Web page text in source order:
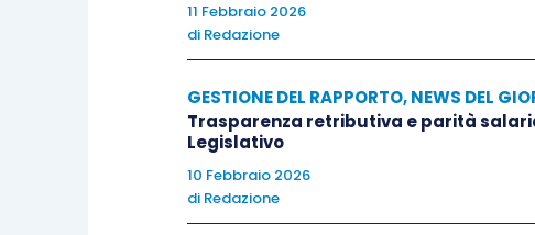
11 Febbraio 2026
di Redazione
GESTIONE DEL RAPPORTO,NEWS DEL
Trasparenza retributiva e parità
Legislativo
10 Febbraio 2026
di Redazione